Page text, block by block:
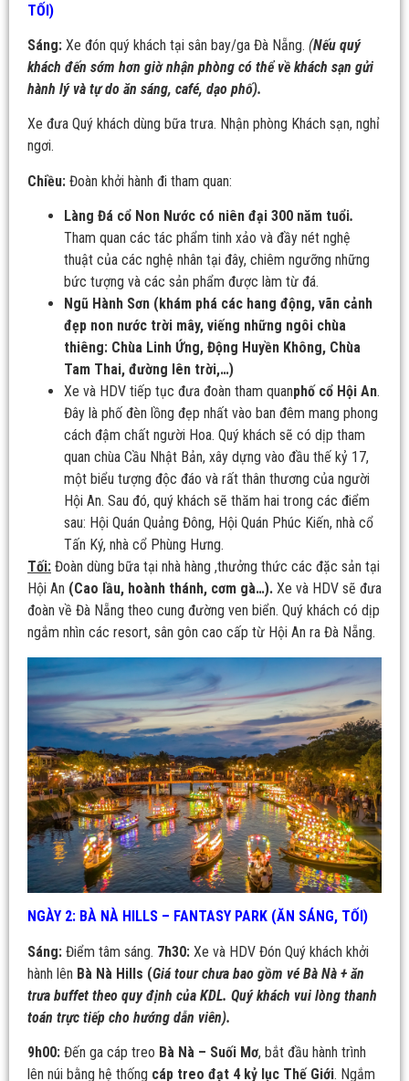
TỐI)
Sáng: Xe đón quý khách tại sân bay/ga Đà Nẵng. (Nếu quý
khách đến sớm hơn giờ nhận phòng có thể về khách sạn gửi
hành lý và tự do ăn sáng, café, dạo phố).
Xe đưa Quý khách dùng bữa trưa. Nhận phòng Khách sạn, nghỉ
ngơi.
Chiều: Đoàn khởi hành đi tham quan:
Làng Đá cổ Non Nước có niên đại 300 năm tuổi.
Tham quan các tác phẩm tinh xảo và đầy nét nghệ
thuật của các nghệ nhân tại đây, chiêm ngưỡng những
bức tượng và các sản phẩm được làm từ đá.
Ngũ Hành Sơn (khám phá các hang động, vãn cảnh
đẹp non nước trời mây, viếng những ngôi chùa
thiêng: Chùa Linh Ứng, Động Huyền Không, Chùa
Tam Thai, đường lên trời,…)
Xe và HDV tiếp tục đưa đoàn tham quanphố cổ Hội An.
Đây là phố đèn lồng đẹp nhất vào ban đêm mang phong
cách đậm chất người Hoa. Quý khách sẽ có dịp tham
quan chùa Cầu Nhật Bản, xây dựng vào đầu thế kỷ 17,
một biểu tượng độc đáo và rất thân thương của người
Hội An. Sau đó, quý khách sẽ thăm hai trong các điểm
sau: Hội Quán Quảng Đông, Hội Quán Phúc Kiến, nhà cổ
Tấn Ký, nhà cổ Phùng Hưng.
Tối: Đoàn dùng bữa tại nhà hàng ,thưởng thức các đặc sản tại
Hội An (Cao lầu, hoành thánh, cơm gà…). Xe và HDV sẽ đưa
đoàn về Đà Nẵng theo cung đường ven biển. Quý khách có dịp
ngắm nhìn các resort, sân gôn cao cấp từ Hội An ra Đà Nẵng.
NGÀY 2: BÀ NÀ HILLS – FANTASY PARK (ĂN SÁNG, TỐI)
Sáng: Điểm tâm sáng. 7h30: Xe và HDV Đón Quý khách khởi
hành lên Bà Nà Hills (Giá tour chưa bao gồm vé Bà Nà + ăn
trưa buffet theo quy định của KDL. Quý khách vui lòng thanh
toán trực tiếp cho hướng dẫn viên).
9h00: Đến ga cáp treo Bà Nà – Suối Mơ, bắt đầu hành trình
lên núi bằng hệ thống cáp treo đạt 4 kỷ lục Thế Giới. Ngắm